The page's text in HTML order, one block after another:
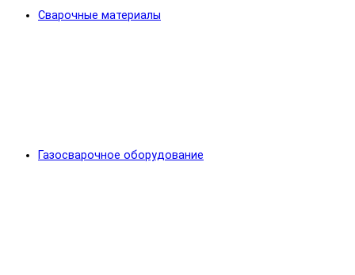
Сварочные материалы
Газосварочное оборудование